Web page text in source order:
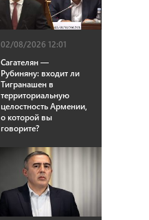
02/08/2026 12:01
Сагателян —
Рубиняну: входит ли
Тигранашен в
территориальную
целостность Армении,
о которой вы
говорите?